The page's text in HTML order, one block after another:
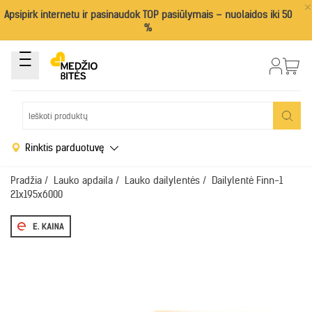
×
Apsipirk internetu ir pasinaudok TOP pasiūlymais – nuolaidos iki 50
%
Rinktis parduotuvę
Pradžia / Lauko apdaila / Lauko dailylentės / Dailylentė Finn-1
21x195x6000